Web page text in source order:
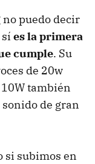
no puedo decir
es la primera
cumple. Su
de 20w
también
de gran
si subimos en